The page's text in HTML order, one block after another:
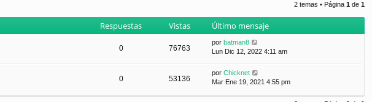
e
2 temas • Página 1 de 1
Respuestas Vistas Último mensaje
0 76763
por batman8
Lun Dic 12, 2022 4:11 am
0 53136
por Chicknet
Mar Ene 19, 2021 4:55 pm